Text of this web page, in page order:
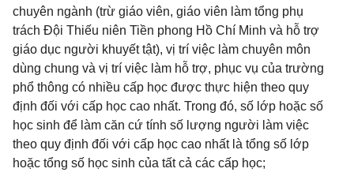
chuyên ngành (trừ giáo viên, giáo viên làm tổng phụ
trách Đội Thiếu niên Tiền phong Hồ Chí Minh và hỗ trợ
giáo dục người khuyết tật), vị trí việc làm chuyên môn
dùng chung và vị trí việc làm hỗ trợ, phục vụ của trường
phổ thông có nhiều cấp học được thực hiện theo quy
định đối với cấp học cao nhất. Trong đó, số lớp hoặc số
học sinh để làm căn cứ tính số lượng người làm việc
theo quy định đối với cấp học cao nhất là tổng số lớp
hoặc tổng số học sinh của tất cả các cấp học;